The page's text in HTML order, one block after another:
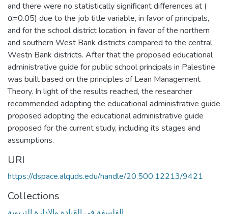
and there were no statistically significant differences at (
α=0.05) due to the job title variable, in favor of principals,
and for the school district location, in favor of the northern
and southern West Bank districts compared to the central
Westn Bank districts. After that the proposed educational
administrative guide for public school principals in Palestine
was built based on the principles of Lean Management
Theory. In light of the results reached, the researcher
recommended adopting the educational administrative guide
proposed adopting the educational administrative guide
proposed for the current study, including its stages and
assumptions.
URI
https://dspace.alquds.edu/handle/20.500.12213/9421
Collections